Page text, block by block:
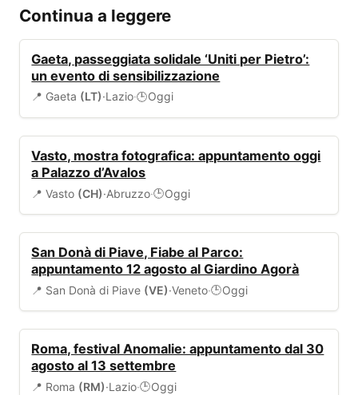
Continua a leggere
Gaeta, passeggiata solidale ‘Uniti per Pietro’:
un evento di sensibilizzazione
📍 Gaeta (LT)·Lazio·🕒Oggi
Vasto, mostra fotografica: appuntamento oggi
a Palazzo d’Avalos
📍 Vasto (CH)·Abruzzo·🕒Oggi
San Donà di Piave, Fiabe al Parco:
appuntamento 12 agosto al Giardino Agorà
📍 San Donà di Piave (VE)·Veneto·🕒Oggi
Roma, festival Anomalie: appuntamento dal 30
agosto al 13 settembre
📍 Roma (RM)·Lazio·🕒Oggi